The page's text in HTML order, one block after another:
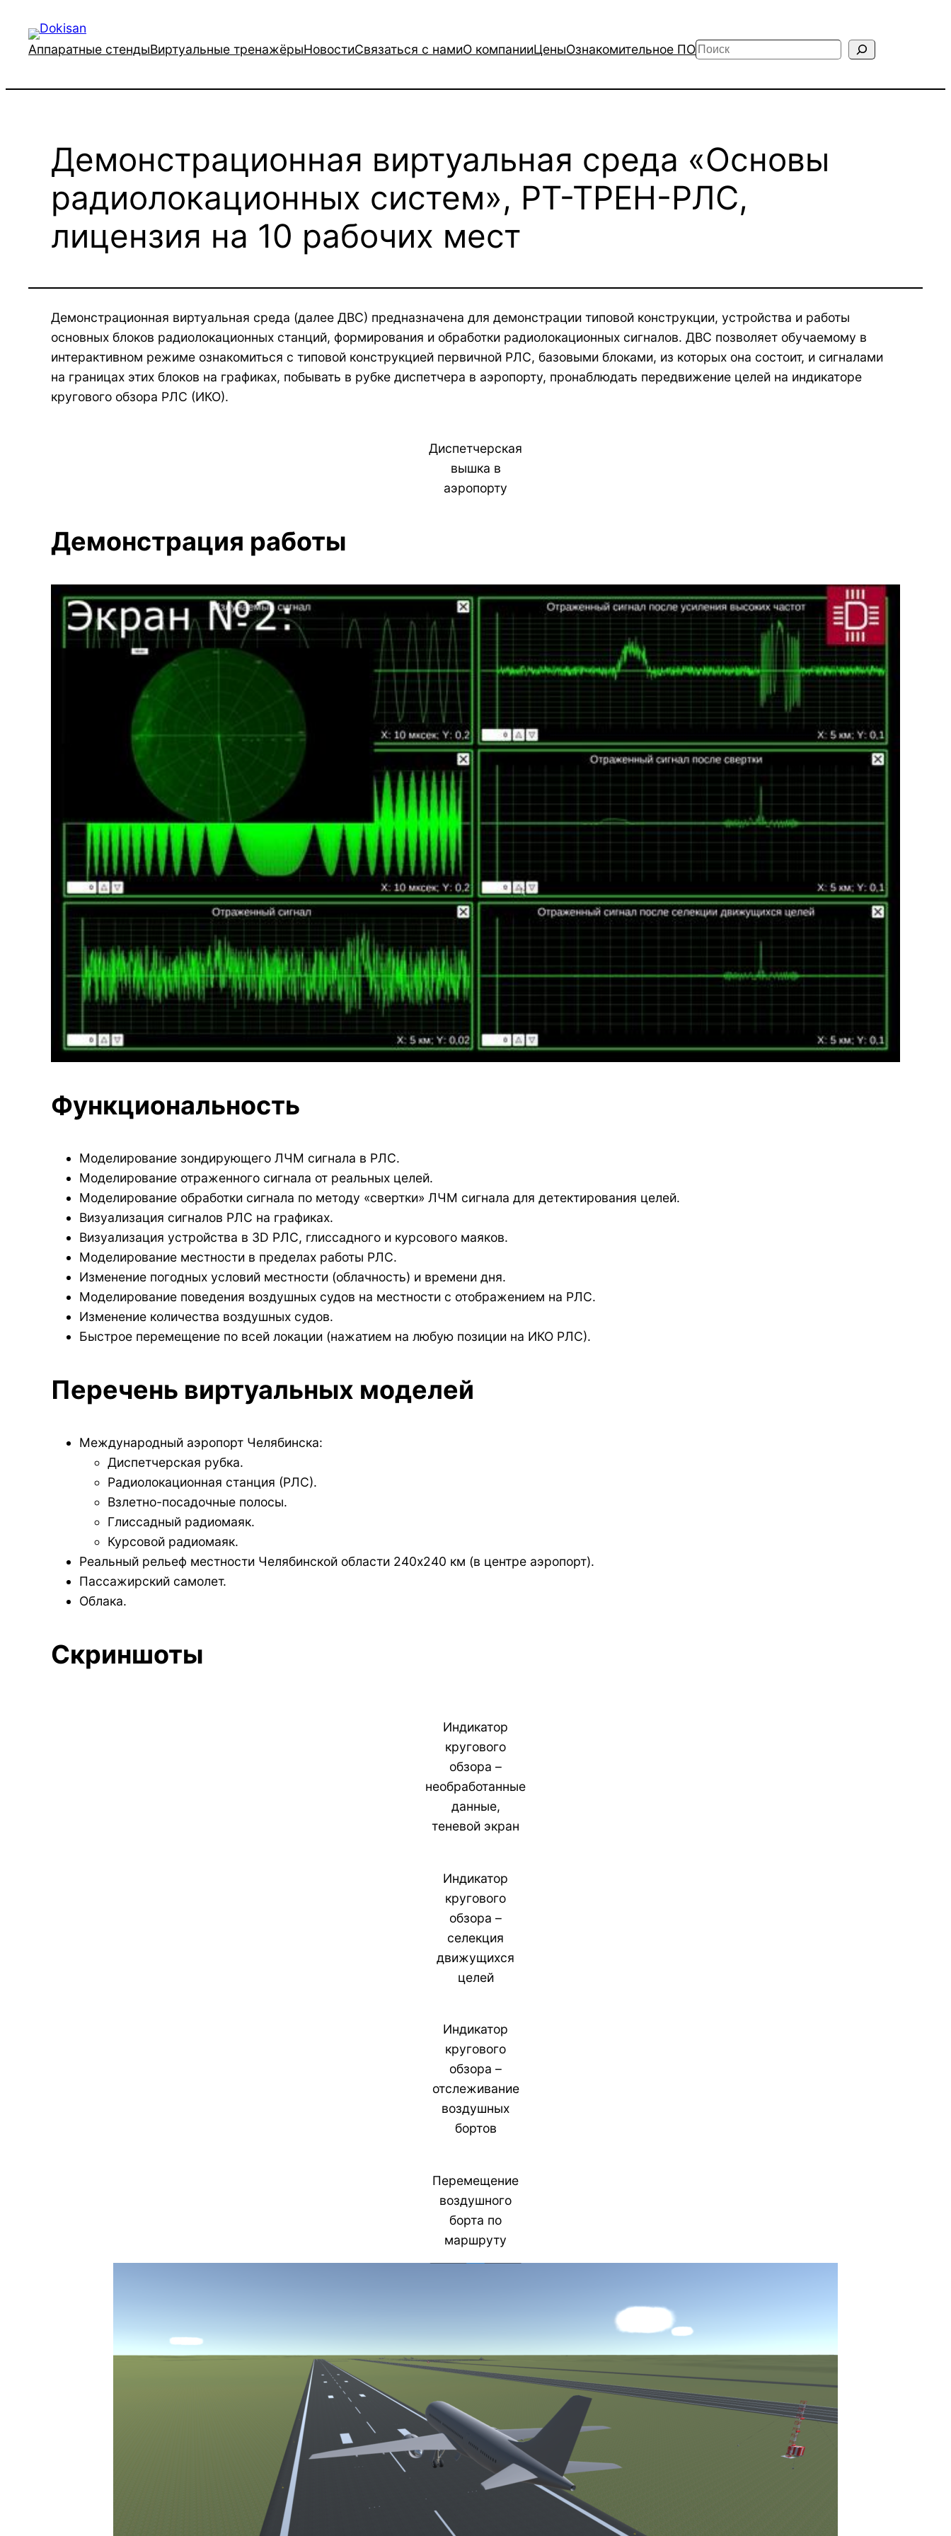
содержимому
Аппаратные стендыВиртуальные тренажёрыНовостиСвязаться с намиО компанииЦеныОзнакомительное ПОПоиск
Демонстрационная виртуальная среда «Основы
радиолокационных систем», РТ-ТРЕН-РЛС,
лицензия на 10 рабочих мест
Демонстрационная виртуальная среда (далее ДВС) предназначена для демонстрации типовой конструкции, устройства и работы
основных блоков радиолокационных станций, формирования и обработки радиолокационных сигналов. ДВС позволяет обучаемому в
интерактивном режиме ознакомиться с типовой конструкцией первичной РЛС, базовыми блоками, из которых она состоит, и сигналами
на границах этих блоков на графиках, побывать в рубке диспетчера в аэропорту, пронаблюдать передвижение целей на индикаторе
кругового обзора РЛС (ИКО).
Диспетчерская
вышка в
аэропорту
Демонстрация работы
Функциональность
Моделирование зондирующего ЛЧМ сигнала в РЛС.
Моделирование отраженного сигнала от реальных целей.
Моделирование обработки сигнала по методу «свертки» ЛЧМ сигнала для детектирования целей.
Визуализация сигналов РЛС на графиках.
Визуализация устройства в 3D РЛС, глиссадного и курсового маяков.
Моделирование местности в пределах работы РЛС.
Изменение погодных условий местности (облачность) и времени дня.
Моделирование поведения воздушных судов на местности с отображением на РЛС.
Изменение количества воздушных судов.
Быстрое перемещение по всей локации (нажатием на любую позиции на ИКО РЛС).
Перечень виртуальных моделей
Международный аэропорт Челябинска:
Диспетчерская рубка.
Радиолокационная станция (РЛС).
Взлетно-посадочные полосы.
Глиссадный радиомаяк.
Курсовой радиомаяк.
Реальный рельеф местности Челябинской области 240х240 км (в центре аэропорт).
Пассажирский самолет.
Облака.
Скриншоты
Индикатор
кругового
обзора –
необработанные
данные,
теневой экран
Индикатор
кругового
обзора –
селекция
движущихся
целей
Индикатор
кругового
обзора –
отслеживание
воздушных
бортов
Перемещение
воздушного
борта по
маршруту